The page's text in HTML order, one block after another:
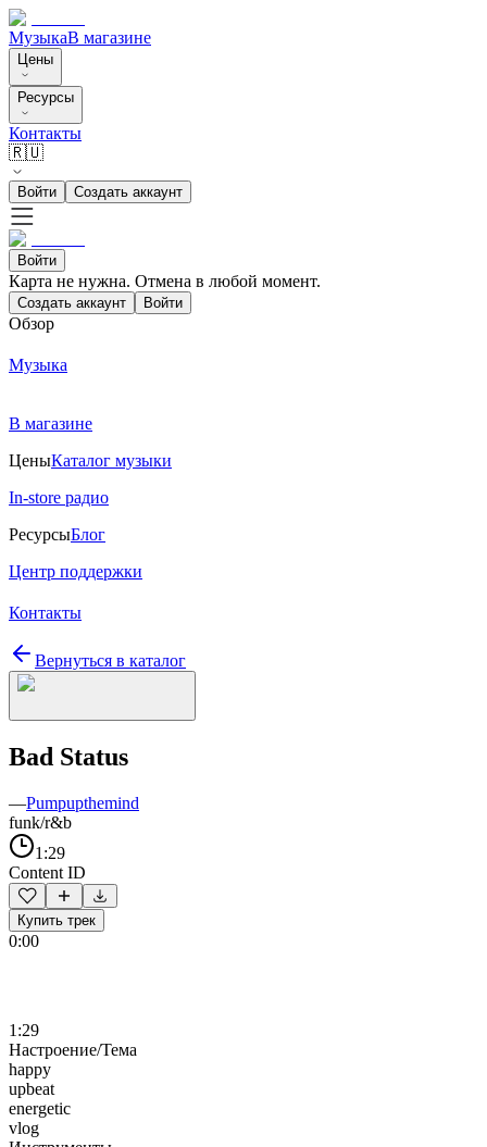
МузыкаВ магазине
Цены
Ресурсы
Контакты
🇷🇺
Войти Создать аккаунт
Войти
Карта не нужна. Отмена в любой момент.
Создать аккаунт Войти
Обзор
Музыка
В магазине
ЦеныКаталог музыки
In-store радио
РесурсыБлог
Центр поддержки
Контакты
Вернуться в каталог
Bad Status
—Pumpupthemind
funk/r&b
1:29
Content ID
Купить трек
0:00
1:29
Настроение/Тема
happy
upbeat
energetic
vlog